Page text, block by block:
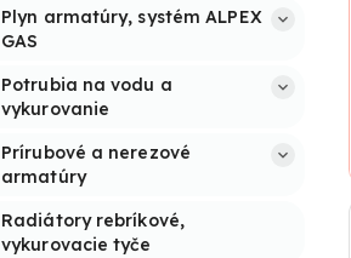
Plyn armatúry, systém ALPEX
GAS
Potrubia na vodu a
vykurovanie
Prírubové a nerezové
armatúry
Radiátory rebríkové,
vykurovacie tyče